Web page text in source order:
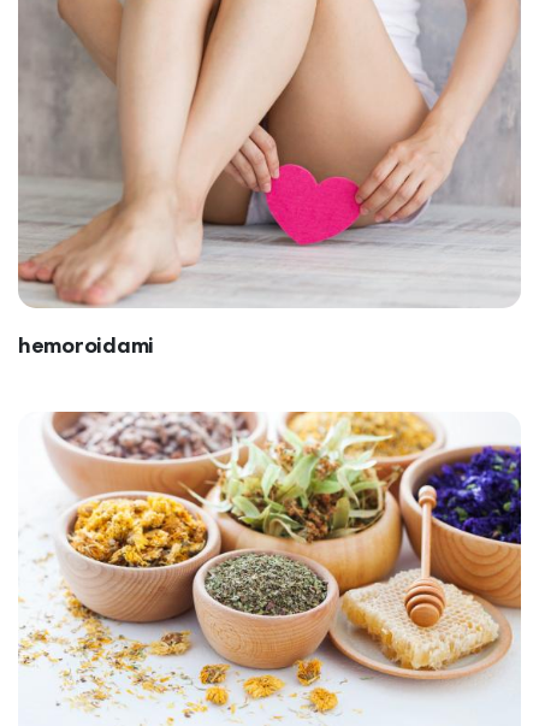
hemoroidami